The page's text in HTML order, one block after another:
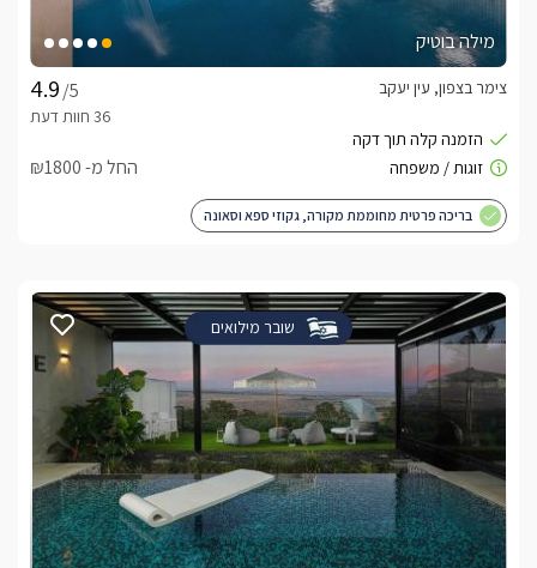
מילה בוטיק
/5
צימר בצפון, עין יעקב
החל מ- ₪1800
בריכה פרטית מחוממת מקורה, גקוזי ספא וסאונה
שובר מילואים